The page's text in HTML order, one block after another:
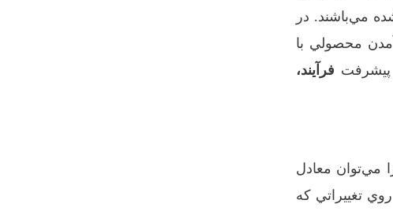
مي‌باشند. در
محصولي با
پيشرفت فرآيند،
مي‌توان معادل
تغييراتي که